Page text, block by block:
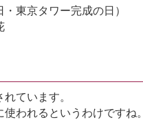
東京タワー完成の日）
ています。
われるというわけですね。